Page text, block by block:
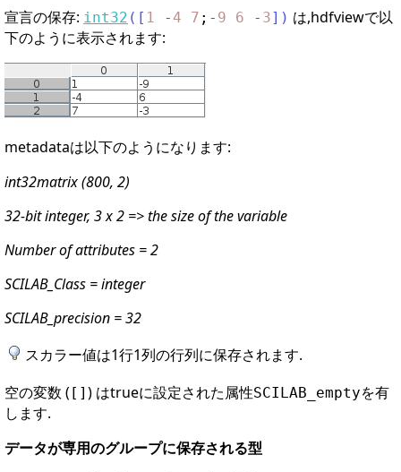
宣言の保存: int32 ( [ 1 - 4 7 ; - 9 6 - 3] ) は,hdfviewで以
下のように表示されます:
metadataは以下のようになります:
int32matrix (800, 2)
32-bit integer, 3 x 2 => the size of the variable
Number of attributes = 2
SCILAB_Class = integer
SCILAB_precision = 32
スカラー値は1行1列の行列に保存されます.
空の変数 ( [] ) はtrueに設定された属性SCILAB_emptyを有
します.
データが専用のグループに保存される型